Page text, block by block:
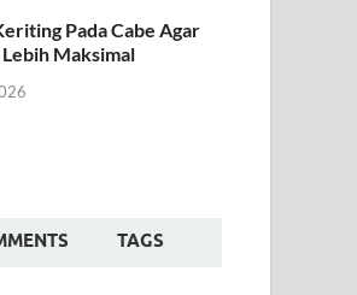
Pada Cabe Agar
Maksimal
TAGS